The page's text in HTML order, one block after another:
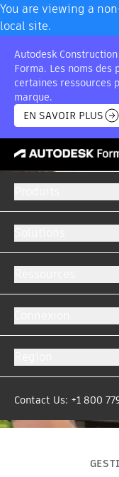
You are viewing a
local site.
Autodesk
Forma. Les noms
certaines ressources
marque.
EN SAVOIR PLUS
Contact Us: +1 800